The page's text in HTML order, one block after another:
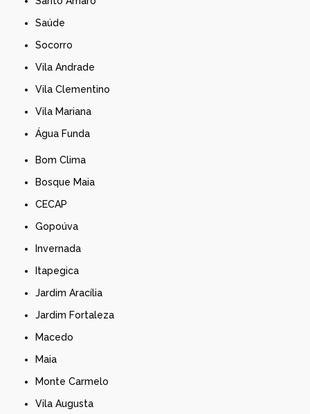
Saúde
Socorro
Vila Andrade
Vila Clementino
Vila Mariana
Água Funda
Bom Clima
Bosque Maia
CECAP
Gopoúva
Invernada
Itapegica
Jardim Aracília
Jardim Fortaleza
Macedo
Maia
Monte Carmelo
Vila Augusta